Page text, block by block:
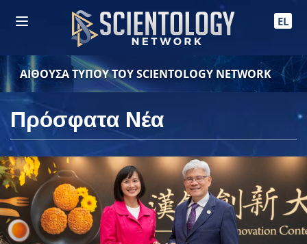
EL
ΑΙΘΟΥΣΑ ΤΥΠΟΥ ΤΟΥ SCIENTOLOGY NETWORK
Πρόσφατα Νέα